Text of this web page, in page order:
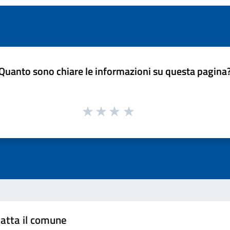
sono chiare le informazioni su questa
il comune